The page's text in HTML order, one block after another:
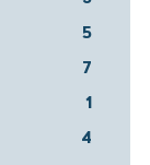
5
7
1
4